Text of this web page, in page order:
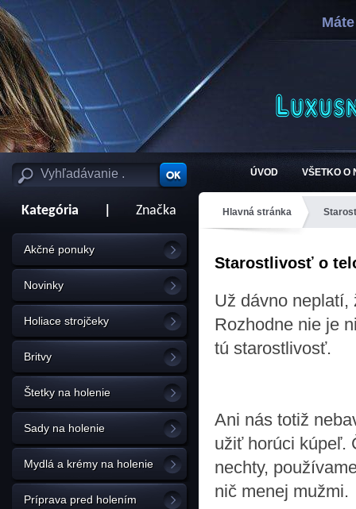
ÚVOD VŠETKO O
Kategória Značka
Akčné ponuky
Novinky
Holiace strojčeky
Britvy
Štetky na holenie
Sady na holenie
Mydlá a krémy na holenie
Príprava pred holením
Hlavná stránka
Starostlivosť o
Už dávno neplatí,
Rozhodne nie je
tú starostlivosť.
Ani nás totiž
užiť horúci kúpeľ.
nechty,
nič menej mužmi.